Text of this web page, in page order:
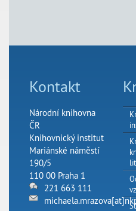
Kontakt
Národní knihovna
ČR
Knihovnický institut
Mariánské náměstí
190/5
110 00 Praha 1
221 663 111